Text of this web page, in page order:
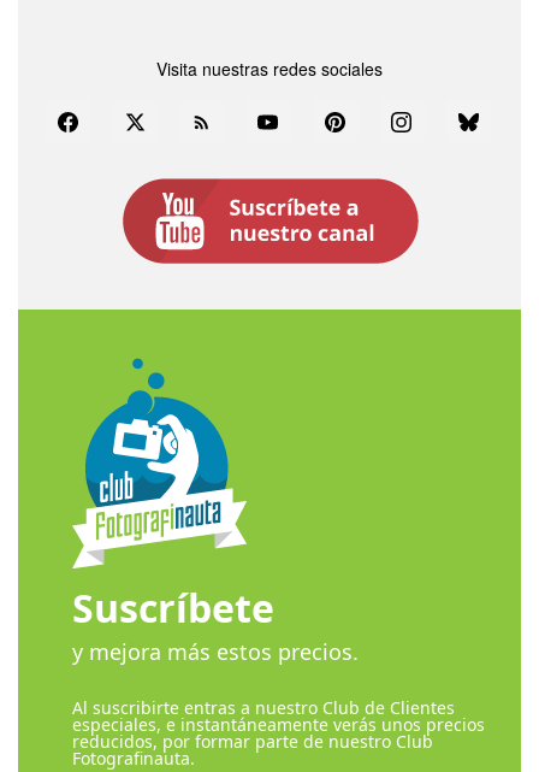
Visita nuestras redes sociales
FacebookTwitter Rss YouTubePinterestInstagramBluesky
Suscríbete
y mejora más estos precios.
Al suscribirte entras a nuestro Club de Clientes
especiales, e instantáneamente verás unos precios
reducidos, por formar parte de nuestro Club
Fotografinauta.